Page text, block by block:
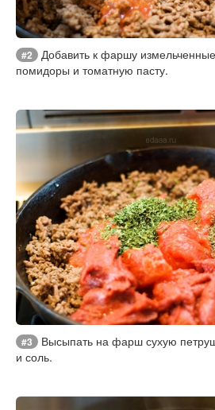
#2
Добавить к фаршу
помидоры и томатную пасту.
#3
Высыпать на фарш сухую
и соль.